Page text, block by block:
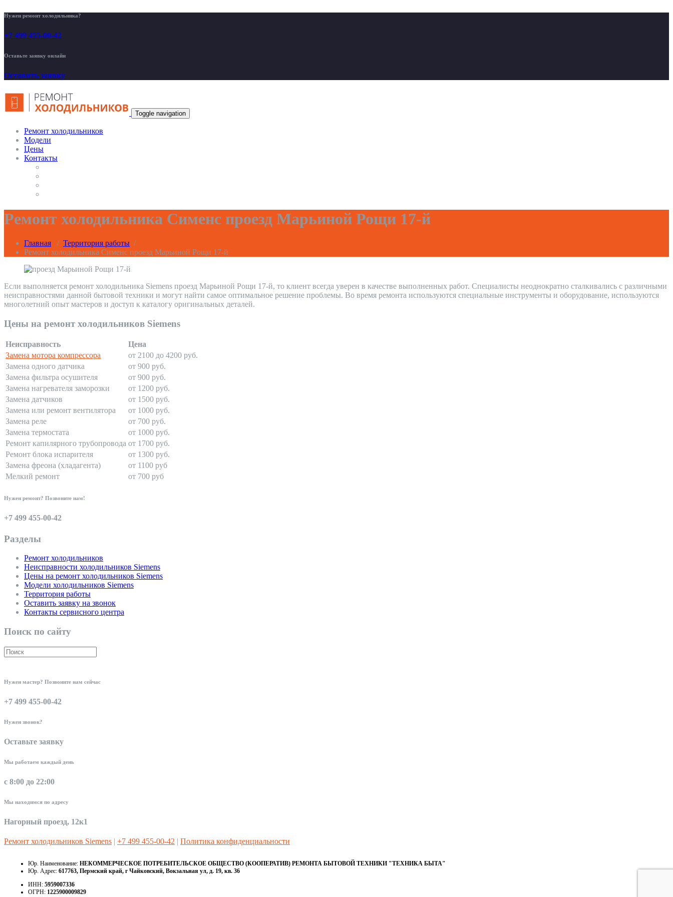
Нужен ремонт холодильника?
+7 499 455-00-42
Оставьте заявку онлайн
Оставить заявку
Toggle navigation
Ремонт холодильников
Модели
Цены
Контакты
Ремонт холодильника Сименс проезд Марьиной Рощи 17-й
Главная / Территория работы /
Ремонт холодильника Сименс проезд Марьиной Рощи 17-й
Если выполняется ремонт холодильника Siemens проезд Марьиной Рощи 17-й, то клиент всегда уверен в качестве выполненных работ. Специалисты неоднократно сталкивались с различными
неисправностями данной бытовой техники и могут найти самое оптимальное решение проблемы. Во время ремонта используются специальные инструменты и оборудование, используются
многолетний опыт мастеров и доступ к каталогу оригинальных деталей.
Цены на ремонт холодильников Siemens
Неисправность
Цена
Замена мотора компрессора
от 2100 до 4200 руб.
Замена одного датчика
от 900 руб.
Замена фильтра осушителя
от 900 руб.
Замена нагревателя заморозки
от 1200 руб.
Замена датчиков
от 1500 руб.
Замена или ремонт вентилятора
от 1000 руб.
Замена реле
от 700 руб.
Замена термостата
от 1000 руб.
Ремонт капилярного трубопровода от 1700 руб.
Ремонт блока испарителя
от 1300 руб.
Замена фреона (хладагента)
от 1100 руб
Мелкий ремонт
от 700 руб
Нужен ремонт? Позвоните нам!
+7 499 455-00-42
Разделы
Ремонт холодильников
Неисправности холодильников Siemens
Цены на ремонт холодильников Siemens
Модели холодильников Siemens
Территория работы
Оставить заявку на звонок
Контакты сервисного центра
Поиск по сайту
Нужен мастер? Позвоните нам сейчас
+7 499 455-00-42
Нужен звонок?
Оставьте заявку
Мы работаем каждый день
с 8:00 до 22:00
Мы находимся по адресу
Нагорный проезд, 12к1
Ремонт холодильников Siemens | +7 499 455-00-42 | Политика конфиденциальности
Юр. Наименование: НЕКОММЕРЧЕСКОЕ ПОТРЕБИТЕЛЬСКОЕ ОБЩЕСТВО (КООПЕРАТИВ) РЕМОНТА БЫТОВОЙ ТЕХНИКИ "ТЕХНИКА БЫТА"
Юр. Адрес: 617763, Пермский край, г Чайковский, Вокзальная ул, д. 19, кв. 36
ИНН: 5959007336
ОГРН: 1225900009829